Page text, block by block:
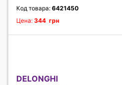
Код товара: 6421450
Цена: 344 грн
DELONGHI